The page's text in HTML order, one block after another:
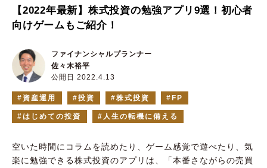
【2022年最新】株式投資の勉強アプリ9選！初心者
向けゲームもご紹介！
公開日 2022.4.13
ファイナンシャルプランナー
佐々木裕平
資産運用 投資 株式投資 FP
はじめての投資 人生の転機に備える
空いた時間にコラムを読めたり、ゲーム感覚で遊べたり、気
楽に勉強できる株式投資のアプリは、「本番さながらの売買